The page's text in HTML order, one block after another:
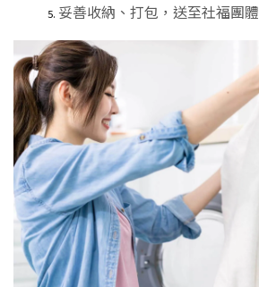
妥善收納、打包，送至社福團體